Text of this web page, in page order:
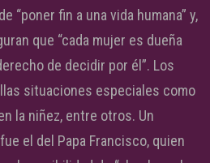
“poner fin a una vida humana” y,
que “cada mujer es dueña
de decidir por él”. Los
situaciones especiales como
la niñez, entre otros. Un
el del Papa Francisco, quien